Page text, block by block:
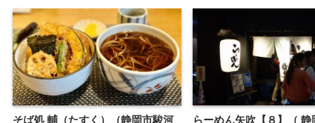
そば処 輔（たすく）（静岡市駿河 らーめん矢吹【８】（ 静